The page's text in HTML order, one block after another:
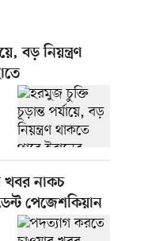
বড় নিয়ন্ত্রণ
খবর নাকচ
পেজেশকিয়ান